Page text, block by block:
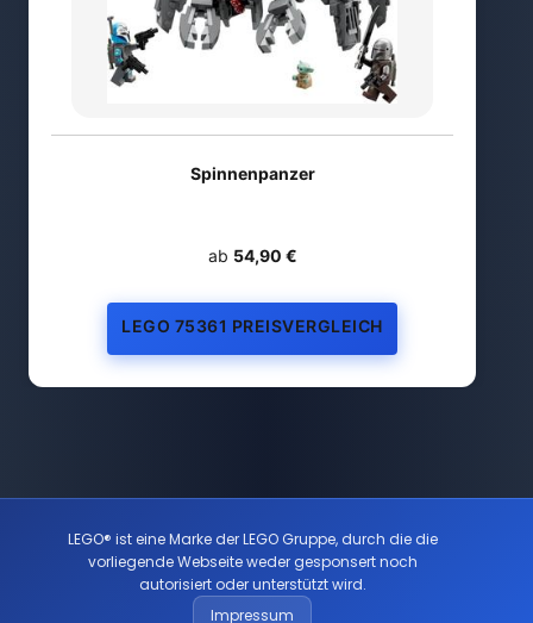
Spinnenpanzer
ab 54,90 €
LEGO 75361 PREISVERGLEICH
LEGO® ist eine Marke der LEGO Gruppe, durch die die
vorliegende Webseite weder gesponsert noch
autorisiert oder unterstützt wird.
Impressum